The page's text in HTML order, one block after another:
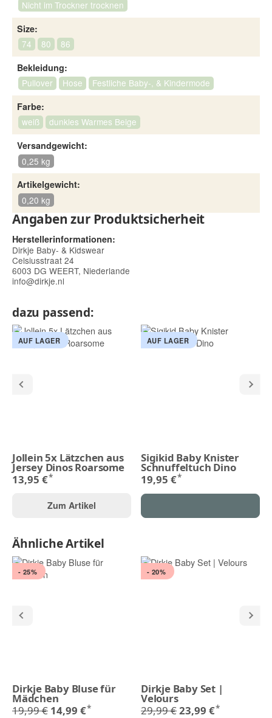
Nicht im Trockner trocknen
Size:
74
80
86
Bekleidung:
Pullover
Hose
Festliche Baby-, & Kindermode
Farbe:
weiß
dunkles Warmes Beige
Versandgewicht:
0,25 kg
Artikelgewicht:
0,20 kg
Angaben zur Produktsicherheit
Herstellerinformationen:
Dirkje Baby- & Kidswear
Celsiusstraat 24
6003 DG WEERT, Niederlande
info@dirkje.nl
dazu passend:
AUF LAGER
Jollein 5x Lätzchen aus
Jersey Dinos Roarsome
13,95 €*
Zum Artikel
AUF LAGER
Sigikid Baby Knister
Schnuffeltuch Dino
19,95 €*
Ähnliche Artikel
- 25%
Dirkje Baby Bluse für
Mädchen
19,99 € 14,99 €*
- 20%
Dirkje Baby Set |
Velours
29,99 €23,99 €*